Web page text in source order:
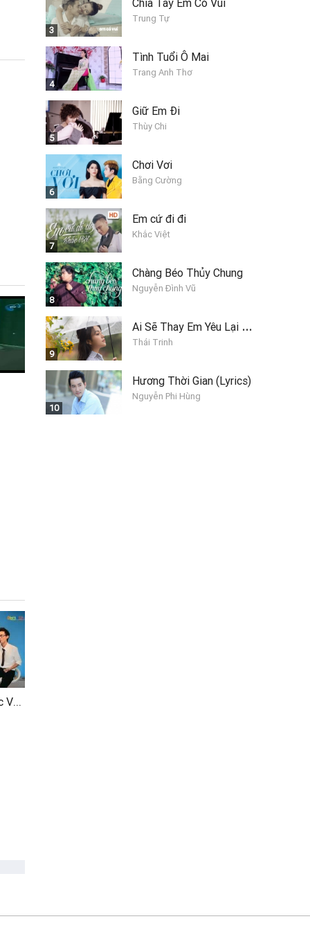
Tạm Biệt Nhé (Acoustic Version)
3
Chia Tay Em Có Vui
Trung Tự
4
Tình Tuổi Ô Mai
Trang Anh Thơ
5
Giữ Em Đi
Thùy Chi
6
Chơi Vơi
Bằng Cường
7
Em cứ đi đi
Khắc Việt
8
Chàng Béo Thủy Chung
Nguyễn Đình Vũ
9
A
i Sẽ Thay Em Yêu Lại Anh
Thái Trinh
10
Hương Thời Gian (Lyrics)
Nguyễn Phi Hùng